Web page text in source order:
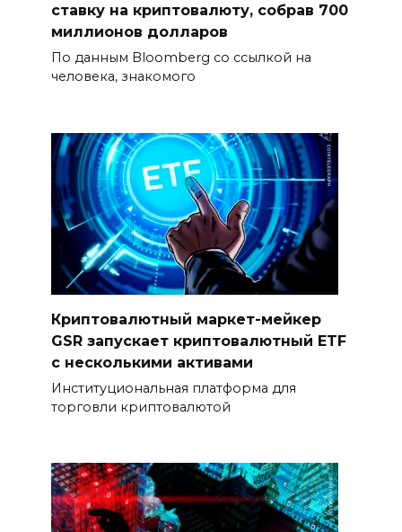
ставку на криптовалюту, собрав 700
миллионов долларов
По данным Bloomberg со ссылкой на
человека, знакомого
Криптовалютный маркет-мейкер
GSR запускает криптовалютный ETF
с несколькими активами
Институциональная платформа для
торговли криптовалютой